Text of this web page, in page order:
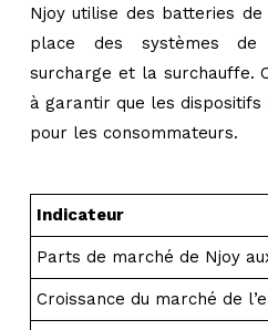
Njoy utilise des batteries
place des systèmes
surcharge et la surchauffe.
à garantir que les
pour les consommateurs.
Indicateur
Parts de marché de Njoy
Croissance du marché de